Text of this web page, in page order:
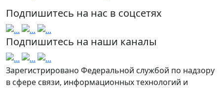
Подпишитесь на нас в соцсетях
Подпишитесь на наши каналы
Зарегистрировано Федеральной службой по надзору
в сфере связи, информационных технологий и